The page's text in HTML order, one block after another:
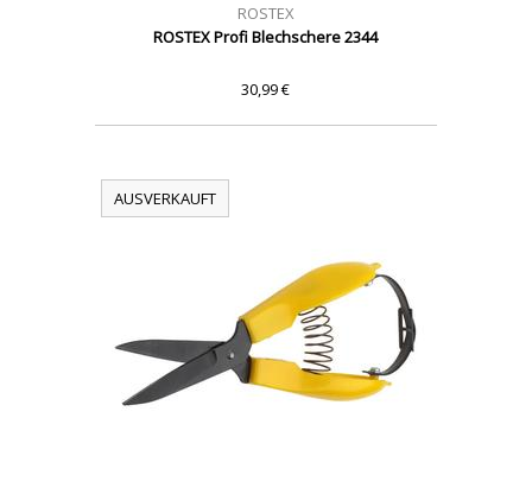
ROSTEX
ROSTEX Profi Blechschere 2344
30,99 €
AUSVERKAUFT